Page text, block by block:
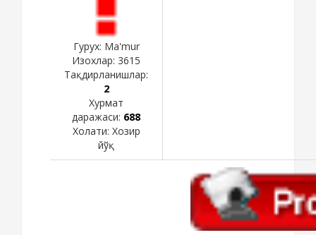
Гурух: Ma'mur
Изохлар: 3615
Тақдирланишлар:
2
Хурмат
даражаси: 688
Холати: Хозир
йўқ